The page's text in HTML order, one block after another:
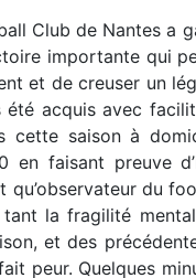
Club de Nantes a
importante qui
et de creuser un
été acquis avec
cette saison à
faisant preuve
qu’observateur du
la fragilité
et des
peur. Quelques